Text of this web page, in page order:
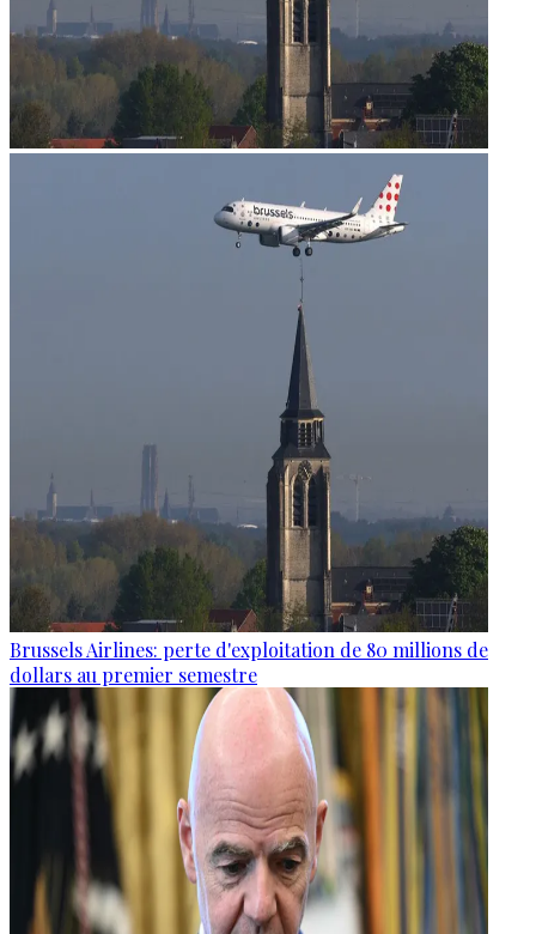
Brussels Airlines: perte d'exploitation de 80 millions de
dollars au premier semestre